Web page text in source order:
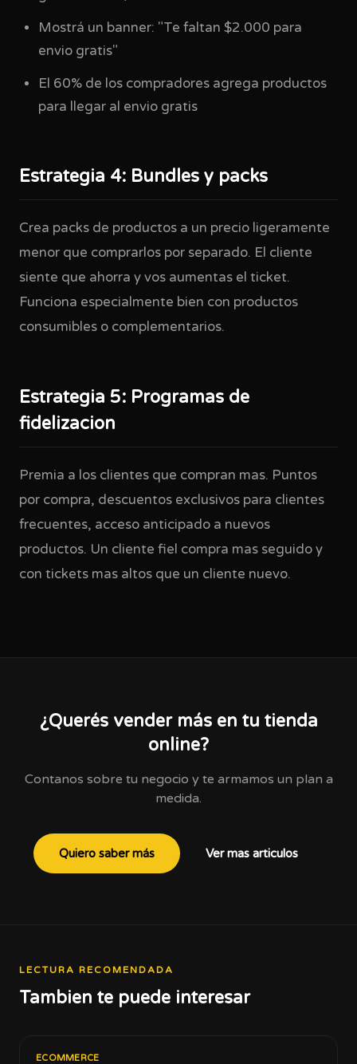
Mostrá un banner: "Te faltan $2.000 para
envio gratis"
El 60% de los compradores agrega productos
para llegar al envio gratis
Estrategia 4: Bundles y packs
Crea packs de productos a un precio ligeramente
menor que comprarlos por separado. El cliente
siente que ahorra y vos aumentas el ticket.
Funciona especialmente bien con productos
consumibles o complementarios.
Estrategia 5: Programas de
fidelizacion
Premia a los clientes que compran mas. Puntos
por compra, descuentos exclusivos para clientes
frecuentes, acceso anticipado a nuevos
productos. Un cliente fiel compra mas seguido y
con tickets mas altos que un cliente nuevo.
¿Querés vender más en tu tienda
online?
Contanos sobre tu negocio y te armamos un plan a
medida.
Quiero saber más Ver mas articulos
LECTURA RECOMENDADA
Tambien te puede interesar
ECOMMERCE